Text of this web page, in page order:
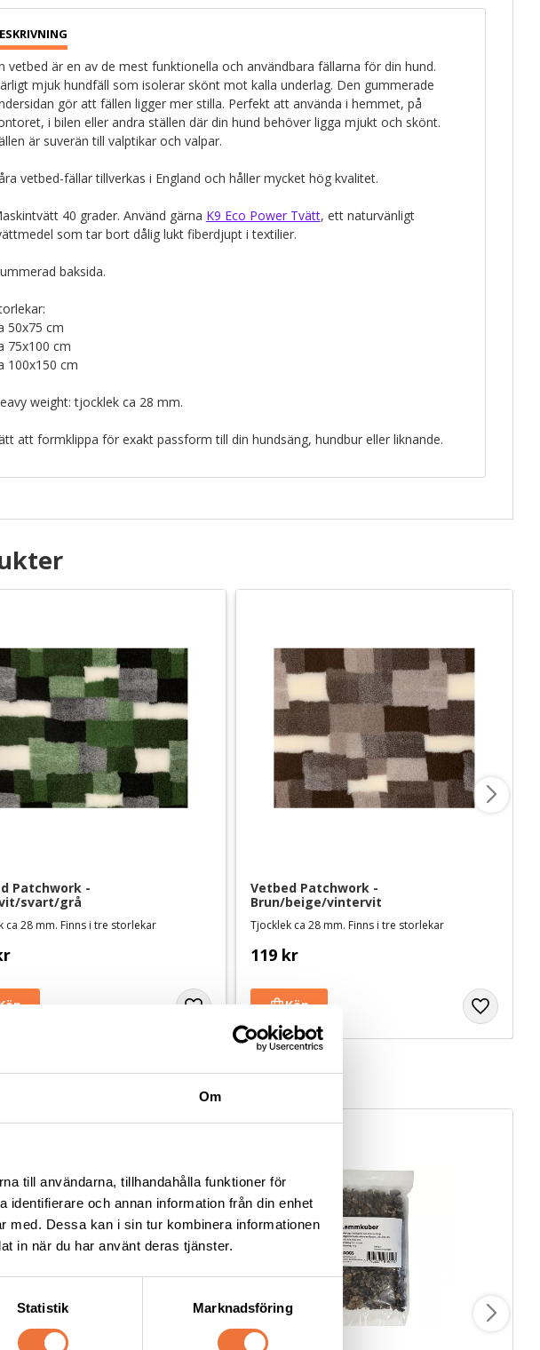
Om
till användarna, tillhandahålla funktioner för
och annan information från din enhet
med. Dessa kan i sin tur kombinera informationen
in när du har använt deras tjänster.
Statistik Marknadsföring
vetbed är en av de mest funktionella och användbara fällarna för din hund.
mjuk hundfäll som isolerar skönt mot kalla underlag. Den gummerade
gör att fällen ligger mer stilla. Perfekt att använda i hemmet, på
i bilen eller andra ställen där din hund behöver ligga mjukt och skönt.
är suverän till valptikar och valpar.
vetbed-fällar tillverkas i England och håller mycket hög kvalitet.
40 grader. Använd gärna K9 Eco Power Tvätt, ett naturvänligt
som tar bort dålig lukt fiberdjupt i textilier.
baksida.
50x75 cm
75x100 cm
100x150 cm
weight: tjocklek ca 28 mm.
att formklippa för exakt passform till din hundsäng, hundbur eller liknande.
Patchwork -
svart/grå
ca 28 mm. Finns i tre storlekar
Vetbed Patchwork -
Brun/beige/vintervit
Tjocklek ca 28 mm. Finns i tre storlekar
119 kr